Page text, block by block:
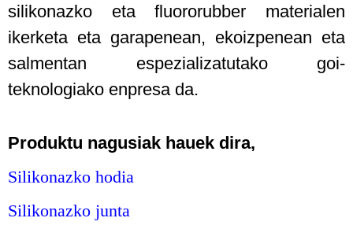
silikonazko eta fluororubber materialen
ikerketa eta garapenean, ekoizpenean eta
salmentan espezializatutako goi-
teknologiako enpresa da.
Produktu nagusiak hauek dira,
Silikonazko hodia
Silikonazko junta